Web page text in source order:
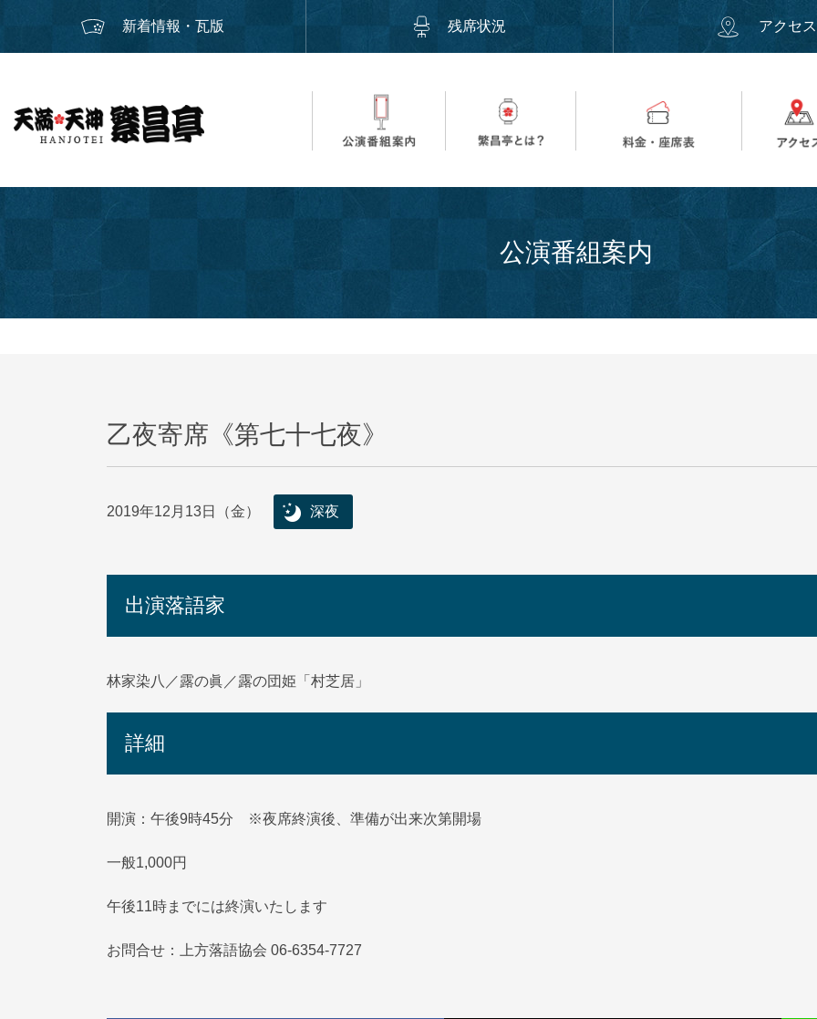
新着情報・瓦版 残席状況 アクセス
公演番組案内
乙夜寄席《第七十七夜》
2019年12月13日（金） 深夜
出演落語家
林家染八／露の眞／露の団姫「村芝居」
詳細
開演：午後9時45分 ※夜席終演後、準備が出来次第開場
一般1,000円
午後11時までには終演いたします
お問合せ：上方落語協会 06-6354-7727